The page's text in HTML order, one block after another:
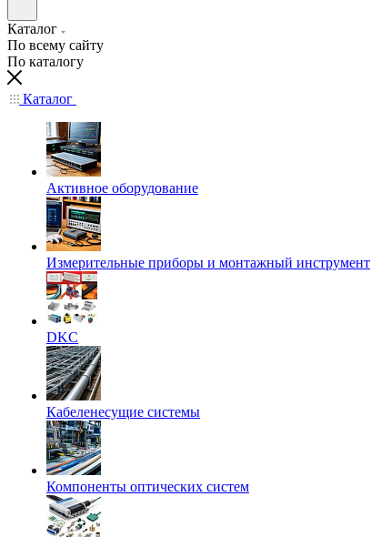
Каталог
По всему сайту
По каталогу
Каталог
Активное оборудование
Измерительные приборы и монтажный инструмент
DKC
Кабеленесущие системы
Компоненты оптических систем